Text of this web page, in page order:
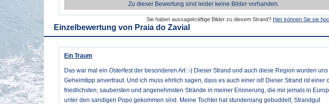
Zu dieser Bewertung sind leider keine Bilder vorhanden.
Sie haben aussagekräftige Bilder zu diesem Strand? Hier können Sie sie
Einzelbewertung von Praia do Zavial
Ein Traum
Das war mal ein Osterfest der besonderen Art :-) Dieser Strand und auch diese Region wurden
Geheimtipp anvertraut. Und ich muss ehrlich sagen, dass es auch einer ist! Dieser Strand ist einer
friedlichsten, saubersten und angenehmsten Strände in meiner Erinnerung, die mir jemals in
unter den sandigen Popo gekommen sind. Meine Tochter hat stundenlang gebuddelt, Strandgut